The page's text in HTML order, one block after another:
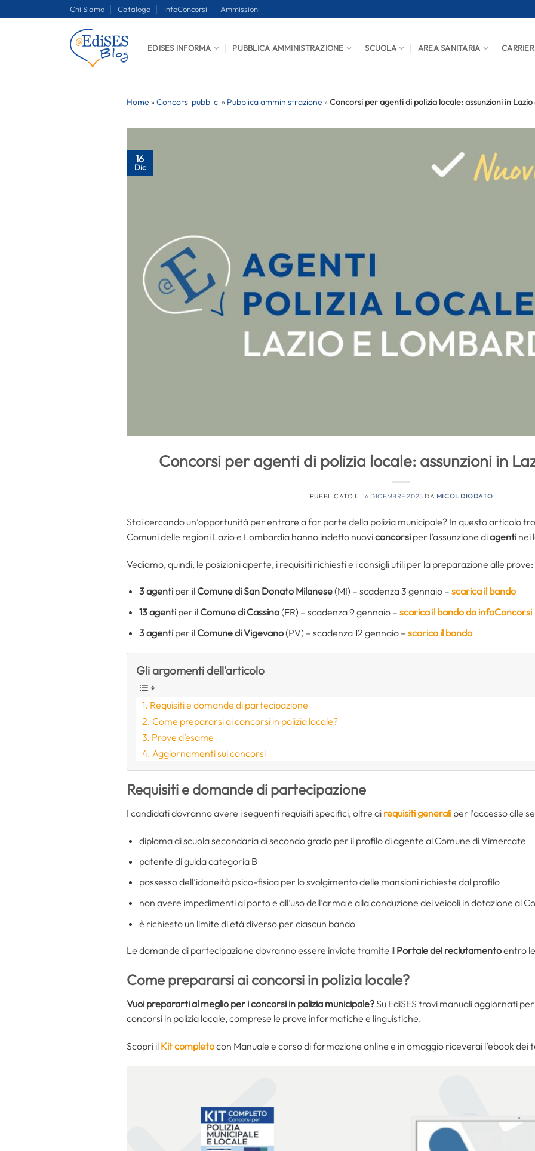
Chi Siamo Catalogo InfoConcorsi Ammissioni
EDISES INFORMA PUBBLICA AMMINISTRAZIONE SCUOLA AREA SANITARIA
Home »Concorsi pubblici » Pubblica amministrazione »Concorsi per agenti di polizia locale: assunzioni in
16
Dic
Concorsi per agenti di polizia locale: assunzioni in
PUBBLICATO IL 16 DICEMBRE 2025 DA MICOL DIODATO
Stai cercando un’opportunità per entrare a far parte della polizia municipale? In questo articolo
Comuni delle regioni Lazio e Lombardia hanno indetto nuoviconcorsi per l’assunzione diagenti nei
Vediamo, quindi, le posizioni aperte, i requisiti richiesti e i consigli utili per la preparazione alle prove:
3agentiper il Comune di San Donato Milanese(MI) – scadenza 3 gennaio – scarica il bando
13 agentiper il Comune di Cassino(FR) – scadenza 9 gennaio – scarica il bando da infoConcorsi
3agentiper il Comune di Vigevano(PV) – scadenza 12 gennaio – scarica il bando
Gli argomenti dell'articolo
Requisiti e domande di partecipazione
Come prepararsi ai concorsi in polizia locale?
Prove d’esame
Aggiornamenti sui concorsi
Requisiti e domande di partecipazione
I candidati dovranno avere i seguenti requisiti specifici, oltre ai requisiti generali per l’accesso alle
diploma di scuola secondaria di secondo grado per il profilo di agente al Comune di Vimercate
patente di guida categoria B
possesso dell’idoneità psico-fisica per lo svolgimento delle mansioni richieste dal profilo
non avere impedimenti al porto e all’uso dell’arma e alla conduzione dei veicoli in dotazione al
è richiesto un limite di età diverso per ciascun bando
Le domande di partecipazione dovranno essere inviate tramite il Portale del reclutamentoentro
Come prepararsi ai concorsi in polizia locale?
Vuoi prepararti al meglio per i concorsi in polizia municipale?Su EdiSES trovi manuali aggiornati
concorsi in polizia locale, comprese le prove informatiche e linguistiche.
Scopri il Kit completocon Manuale e corso di formazione online e in omaggio riceverai l’ebook